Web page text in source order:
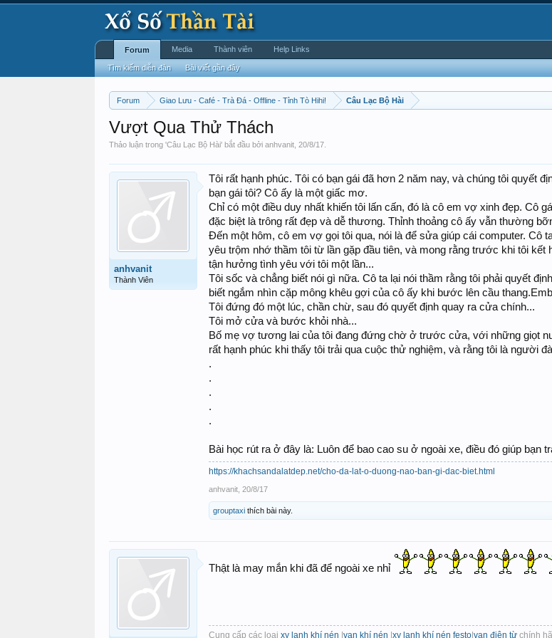
Forum Giao Lưu - Café - Trà Đá - Offline - Tỉnh Tò Hihi! Câu Lạc Bộ Hài
Vượt Qua Thử Thách
Thảo luận trong 'Câu Lạc Bộ Hài' bắt đầu bởi anhvanit 20/8/17
anhvanit
Thành Viên
Tôi rất hạnh phúc. Tôi có bạn gái đã hơn 2 năm nay, và chúng tôi quyết
bạn gái tôi? Cô ấy là một giấc mơ.
Chỉ có một điều duy nhất khiến tôi lấn cấn, đó là cô em vợ xinh đẹp. Cô
đặc biệt là trông rất đẹp và dễ thương. Thỉnh thoảng cô ấy vẫn thường
Đến một hôm, cô em vợ gọi tôi qua, nói là để sửa giúp cái computer. Cô
yêu trộm nhớ thầm tôi từ lần gặp đầu tiên, và mong rằng trước khi tôi
tận hưởng tình yêu với tôi một lần...
Tôi sốc và chẳng biết nói gì nữa. Cô ta lại nói thầm rằng tôi phải quyết
biết ngắm nhìn cặp mông khêu gợi của cô ấy khi bước lên cầu
Tôi đứng đó một lúc, chần chừ, sau đó quyết định quay ra cửa chính...
Tôi mở cửa và bước khỏi nhà...
Bố mẹ vợ tương lai của tôi đang đứng chờ ở trước cửa, với những giọt
rất hạnh phúc khi thấy tôi trải qua cuộc thử nghiệm, và rằng tôi là người
.
.
.
.
.
Bài học rút ra ở đây là: Luôn để bao cao su ở ngoài xe, điều đó giúp bạn
https://khachsandalatdep.net/cho-da-lat-o-duong-nao-ban-gi-dac-biet.html
anhvanit 20/8/17
grouptaxi thích bài này.
Thật là may mắn khi đã để ngoài xe nhỉ
Cung cấp các loại xy lanh khí nén van khí nén xy lanh khí nén festo van điện từ chính
Forum
Tìm kiếm diễn đàn Bài viết gần đây
Media Thành viên Help Links